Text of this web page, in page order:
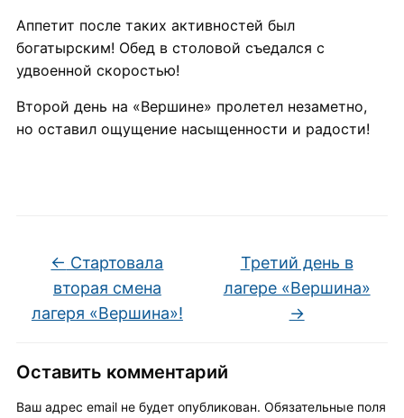
Аппетит после таких активностей был
богатырским! Обед в столовой съедался с
удвоенной скоростью!
Второй день на «Вершине» пролетел незаметно,
но оставил ощущение насыщенности и радости!
← Стартовала
вторая смена
лагеря «Вершина»!
Третий день в
лагере «Вершина»
→
Оставить комментарий
Ваш адрес email не будет опубликован. Обязательные поля